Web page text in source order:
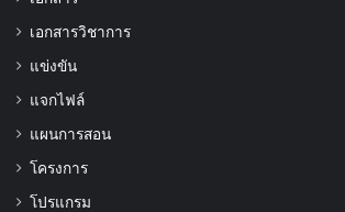
เอกสารวิชาการ
แข่งขัน
แจกไฟล์
แผนการสอน
โครงการ
โปรแกรม